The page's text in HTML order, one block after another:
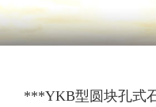
公司介绍
厂房一角
地图导航
***YKB型圆块孔式